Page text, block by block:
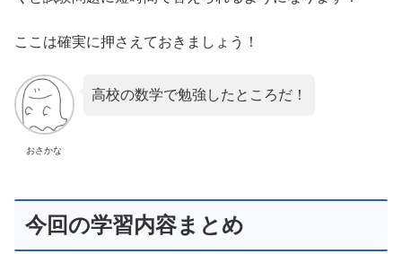
ここは確実に押さえておきましょう！
おさかな
高校の数学で勉強したところだ！
今回の学習内容まとめ